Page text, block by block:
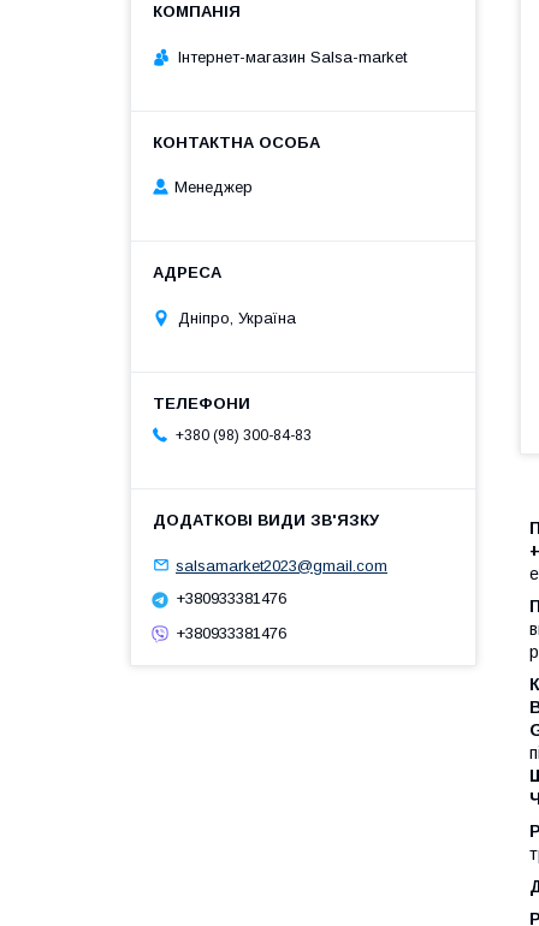
Інтернет-магазин Salsa-market
Менеджер
Дніпро, Україна
+380 (98) 300-84-83
salsamarket2023@gmail.com
+380933381476
+380933381476